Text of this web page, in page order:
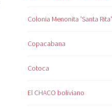
Colonia Menonita 'Santa Rita'
Copacabana
Cotoca
El CHACO boliviano